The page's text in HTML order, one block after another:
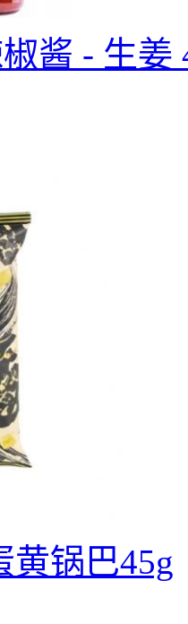
酱 - 生姜
黄锅巴45g